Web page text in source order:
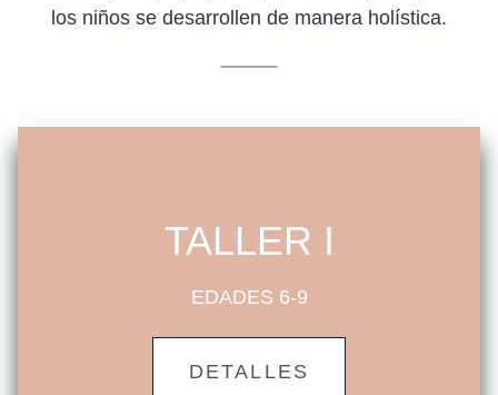
los niños se desarrollen de manera holística.
TALLER I
EDADES 6-9
DETALLES